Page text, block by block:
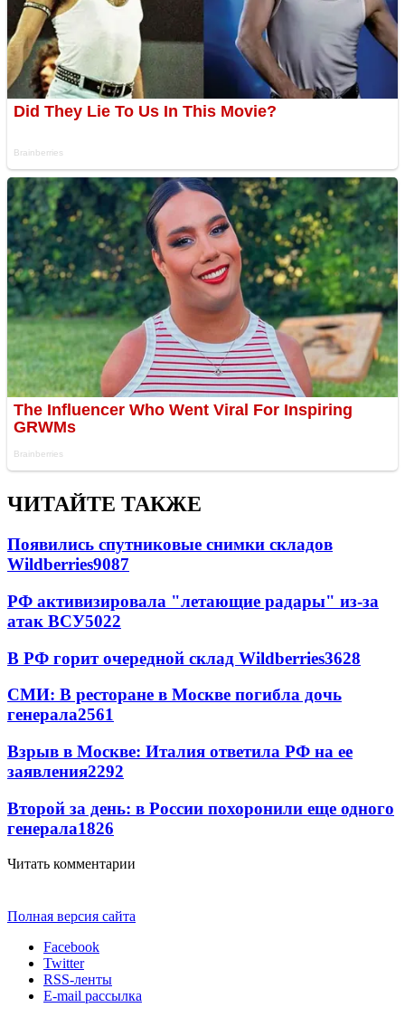
ЧИТАЙТЕ ТАКЖЕ
Появились спутниковые снимки складов
Wildberries9087
РФ активизировала "летающие радары" из-за
атак ВСУ5022
В РФ горит очередной склад Wildberries3628
СМИ: В ресторане в Москве погибла дочь
генерала2561
Взрыв в Москве: Италия ответила РФ на ее
заявления2292
Второй за день: в России похоронили еще одного
генерала1826
Читать комментарии
Полная версия сайта
Facebook
Twitter
RSS-ленты
E-mail рассылка